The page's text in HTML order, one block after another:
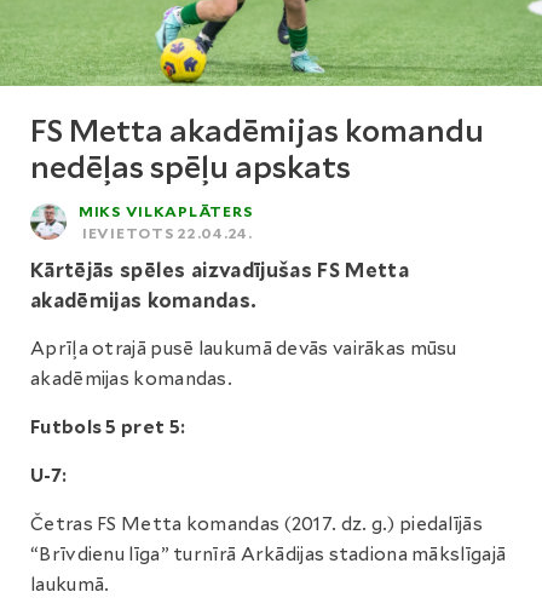
FS Metta akadēmijas komandu
nedēļas spēļu apskats
MIKS VILKAPLĀTERS
IEVIETOTS 22.04.24.
Kārtējās spēles aizvadījušas FS Metta
akadēmijas komandas.
Aprīļa otrajā pusē laukumā devās vairākas mūsu
akadēmijas komandas.
Futbols 5 pret 5:
U-7:
Četras FS Metta komandas (2017. dz. g.) piedalījās
“Brīvdienu līga” turnīrā Arkādijas stadiona mākslīgajā
laukumā.